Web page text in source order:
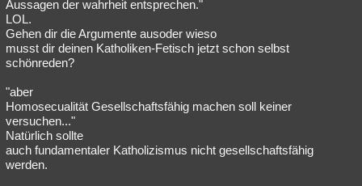
Musik Verbesserungen
Übersichten
Besucht
Lesenswert
Aussagen der wahrheit entsprechen."
LOL.
Gehen dir die Argumente ausoder wieso
musst dir deinen Katholiken-Fetisch jetzt schon selbst
schönreden?
"aber
Homosecualität Gesellschaftsfähig machen soll keiner
versuchen..."
Natürlich sollte
auch fundamentaler Katholizismus nicht gesellschaftsfähig
werden.